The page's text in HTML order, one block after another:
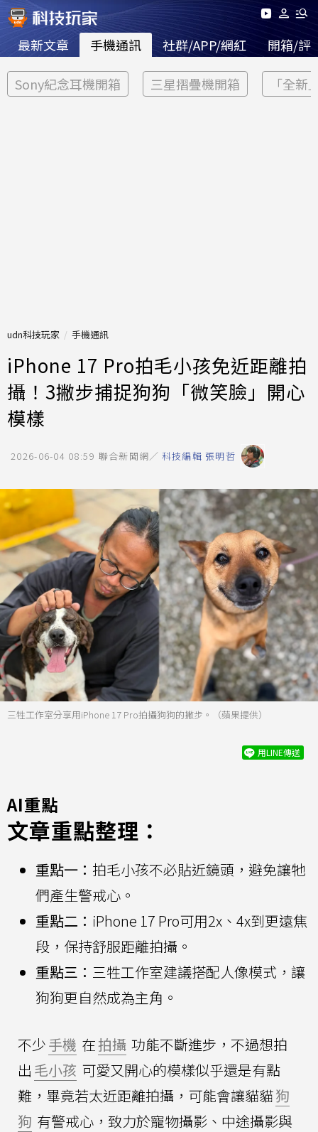
最新文章 手機通訊 社群/APP/網紅 開箱/評
Sony紀念耳機開箱 三星摺疊機開箱 「全新
udn科技玩家 手機通訊
iPhone 17 Pro拍毛小孩免近距離拍
攝！3撇步捕捉狗狗「微笑臉」開心
模樣
2026-06-04 08:59 聯合新聞網／ 科技編輯 張明哲
三牲工作室分享用iPhone 17 Pro拍攝狗狗的撇步。（蘋果提供）
用LINE傳送
AI重點
文章重點整理：
重點一： 拍毛小孩不必貼近鏡頭，避免讓牠
們產生警戒心。
重點二： iPhone 17 Pro可用2x、4x到更遠焦
段，保持舒服距離拍攝。
重點三： 三牲工作室建議搭配人像模式，讓
狗狗更自然成為主角。
不少手機 在拍攝 功能不斷進步，不過想拍
出 毛小孩 可愛又開心的模樣似乎還是有點
難，畢竟若太近距離拍攝，可能會讓貓貓狗
狗 有警戒心，致力於寵物攝影、中途攝影與